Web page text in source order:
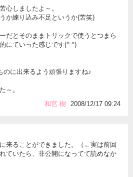
心しましたよ～。
か練り込み不足というか(苦笑)
だとそのままトリックで使うとつまら
にていった感じです(^-^)
のに出来るよう頑張りますね♪
～。
和宮 樹
2008/12/17 09:24
来ることができました。（←実は前回
ていたら、非公開になってて読めなか